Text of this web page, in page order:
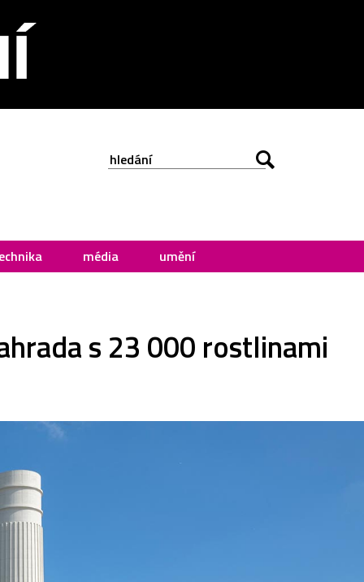
média umění
s 23 000 rostlinami